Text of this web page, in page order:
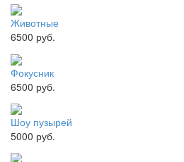
Животные
6500 руб.
Фокусник
6500 руб.
Шоу пузырей
5000 руб.